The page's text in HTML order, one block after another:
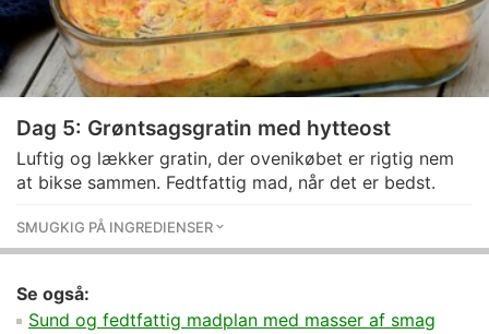
Dag 5: Grøntsagsgratin med hytteost
Luftig og lækker gratin, der ovenikøbet er rigtig nem
at bikse sammen. Fedtfattig mad, når det er bedst.
SMUGKIG PÅ INGREDIENSER
Se også:
Sund og fedtfattig madplan med masser af smag